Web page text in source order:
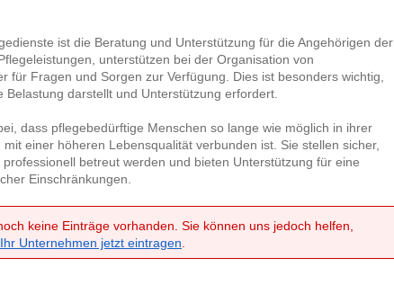
ist die Beratung und Unterstützung für die Angehörigen der
unterstützen bei der Organisation von
für Fragen und Sorgen zur Verfügung. Dies ist besonders wichtig,
darstellt und Unterstützung erfordert.
dass pflegebedürftige Menschen so lange wie möglich in ihrer
einer höheren Lebensqualität verbunden ist. Sie stellen sicher,
betreut werden und bieten Unterstützung für eine
Einschränkungen.
keine Einträge vorhanden. Sie können uns jedoch helfen,
Ihr Unternehmen jetzt eintragen